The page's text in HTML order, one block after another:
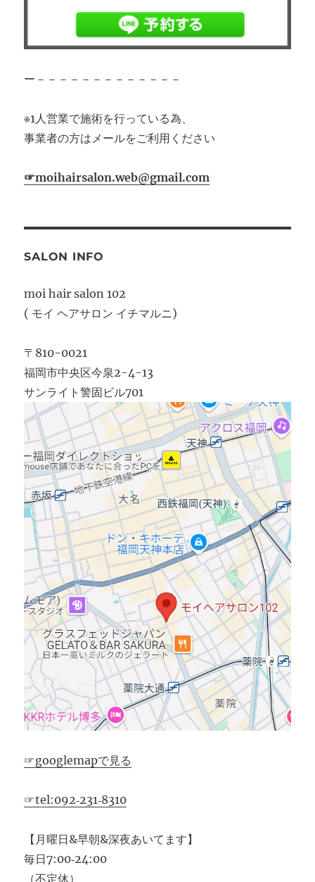
ー－－－－－－－－－－－－－
※1人営業で施術を行っている為、
事業者の方はメールをご利用ください
☞moihairsalon.web@gmail.com
SALON INFO
moi hair salon 102
( モイ ヘアサロン イチマルニ)
〒810-0021
福岡市中央区今泉2-4-13
サンライト警固ビル701
☞googlemapで見る
☞tel:092‐231‐8310
【月曜日&早朝&深夜あいてます】
毎日7:00‐24:00
（不定休）